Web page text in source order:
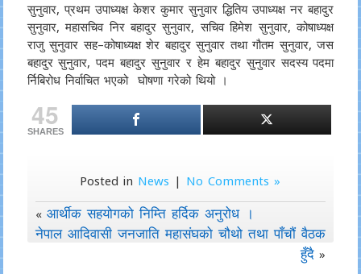
सुनुवार, प्रथम उपाध्यक्ष केशर कुमार सुनुवार द्धितिय उपाध्यक्ष नर बहादुर
सुनुवार, महासचिव निर बहादुर सुनुवार, सचिव हिमेश सुनुवार, कोषाध्यक्ष
राजु सुनुवार सह–कोषाध्यक्ष शेर बहादुर सुनुवार तथा गौतम सुनुवार, जस
बहादुर सुनुवार, पदम बहादुर सुनुवार र हेम बहादुर सुनुवार सदस्य पदमा
र्निबिरोध निर्वाचित भएको घोषणा गरेको थियो ।
45
SHARES
Posted in News | No Comments »
« आर्थीक सहयोगको निम्ति हर्दिक अनुरोध ।
नेपाल आदिवासी जनजाति महासंघको चौथो तथा पाँचौं वैठक
हुँदै »